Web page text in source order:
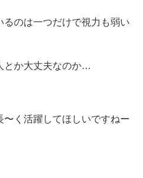
るのは一つだけで視力も弱い
とか大丈夫なのか…
く活躍してほしいですねー